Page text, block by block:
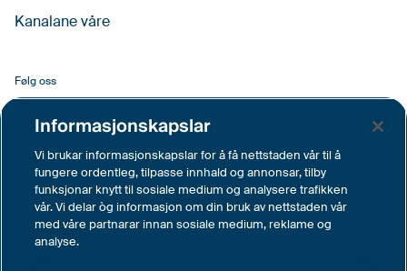
Kanalane våre
Følg oss
Facebook
LinkedIn
YouTube
Instagram
Vimeo
Informasjonskapslar
Vi brukar informasjonskapslar for å få nettstaden vår til å
fungere ordentleg, tilpasse innhald og annonsar, tilby
funksjonar knytt til sosiale medium og analysere trafikken
vår. Vi delar òg informasjon om din bruk av nettstaden vår
med våre partnarar innan sosiale medium, reklame og
analyse.